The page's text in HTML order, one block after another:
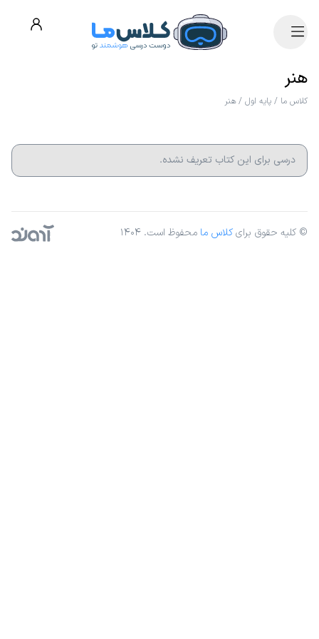
هنر
کلاس ما / پایه اول /هنر
درسی برای این کتاب تعریف نشده.
© کلیه حقوق برایکلاس ما محفوظ است. ۱۴۰۴